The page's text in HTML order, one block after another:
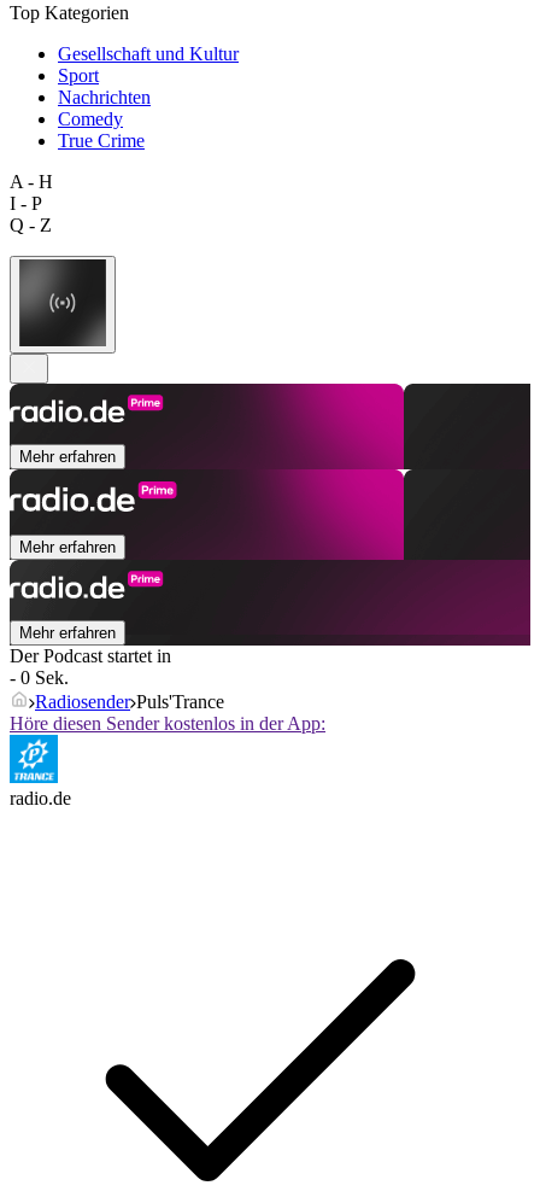
Top Kategorien
Gesellschaft und Kultur
Sport
Nachrichten
Comedy
True Crime
A - H
I - P
Q - Z
Mehr erfahren
Mehr erfahren
Mehr erfahren
Der Podcast startet in
- 0 Sek.
Radiosender Puls'Trance
Höre diesen Sender kostenlos in der App:
radio.de